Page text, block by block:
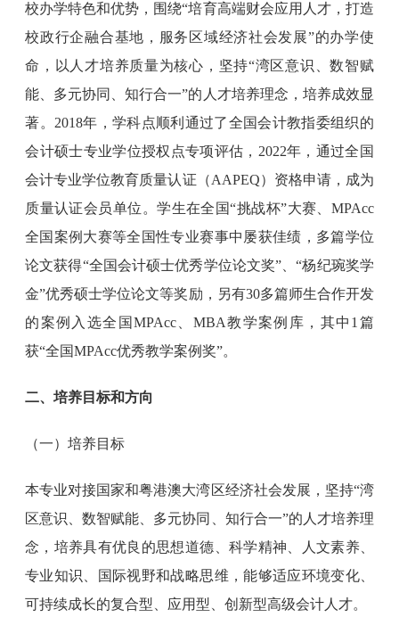
校办学特色和优势，围绕“培育高端财会应用人才，打造
校政行企融合基地，服务区域经济社会发展”的办学使
命，以人才培养质量为核心，坚持“湾区意识、数智赋
能、多元协同、知行合一”的人才培养理念，培养成效显
著。2018年，学科点顺利通过了全国会计教指委组织的
会计硕士专业学位授权点专项评估，2022年，通过全国
会计专业学位教育质量认证（AAPEQ）资格申请，成为
质量认证会员单位。学生在全国“挑战杯”大赛、MPAcc
全国案例大赛等全国性专业赛事中屡获佳绩，多篇学位
论文获得“全国会计硕士优秀学位论文奖”、“杨纪琬奖学
金”优秀硕士学位论文等奖励，另有30多篇师生合作开发
的案例入选全国MPAcc、MBA教学案例库，其中1篇
获“全国MPAcc优秀教学案例奖”。
二、培养目标和方向
（一）培养目标
本专业对接国家和粤港澳大湾区经济社会发展，坚持“湾
区意识、数智赋能、多元协同、知行合一”的人才培养理
念，培养具有优良的思想道德、科学精神、人文素养、
专业知识、国际视野和战略思维，能够适应环境变化、
可持续成长的复合型、应用型、创新型高级会计人才。